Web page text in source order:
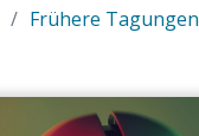
Frühere Tagungen